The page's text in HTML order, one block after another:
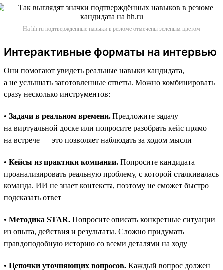
На hh.ru подтверждённые навыки в резюме отмечены зелёным цветом
Интерактивные форматы на интервью
Они помогают увидеть реальные навыки кандидата,
а не услышать заготовленные ответы. Можно комбинировать
сразу несколько инструментов:
• Задачи в реальном времени. Предложите задачу
на виртуальной доске или попросите разобрать кейс прямо
на встрече — это позволяет наблюдать за ходом мысли
• Кейсы из практики компании. Попросите кандидата
проанализировать реальную проблему, с которой сталкивалась
команда. ИИ не знает контекста, поэтому не сможет быстро
подсказать ответ
• Методика STAR. Попросите описать конкретные ситуации
из опыта, действия и результаты. Сложно придумать
правдоподобную историю со всеми деталями на ходу
• Цепочки уточняющих вопросов. Каждый вопрос должен